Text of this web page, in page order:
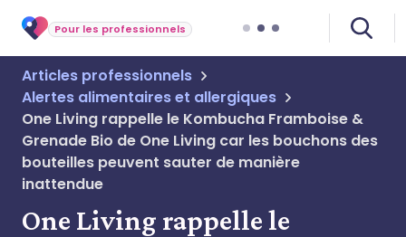
Pour les professionnels
Articles professionnels
Alertes alimentaires et allergiques
One Living rappelle le Kombucha Framboise &
Grenade Bio de One Living car les bouchons des
bouteilles peuvent sauter de manière
inattendue
One Living rappelle le